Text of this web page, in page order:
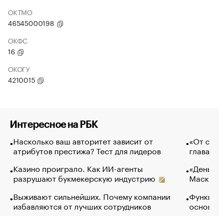
ОКТМО
46545000198
ОКФС
16
ОКОГУ
4210015
Интересное на РБК
Насколько ваш авторитет зависит от
атрибутов престижа? Тест для лидеров
Казино проиграло. Как ИИ-агенты
разрушают букмекерскую индустрию
Выживают сильнейших. Почему компании
избавляются от лучших сотрудников
«От
глава
Маск в
основ